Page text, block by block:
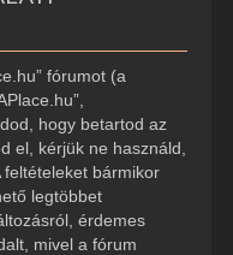
fórumot (a
hogy betartod az
el, kérjük ne használd,
feltételeket bármikor
legtöbbet
érdemes
mivel a fórum